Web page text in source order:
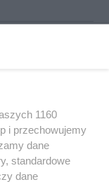
na
1160
i przechowujemy
dane
standardowe
dane